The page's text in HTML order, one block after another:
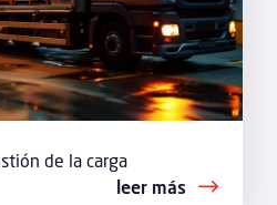
de la carga
leer más